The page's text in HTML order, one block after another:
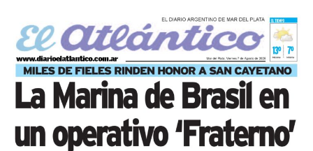
y trabajo, para visibilizar la situación de trabajadores y
desocupados.